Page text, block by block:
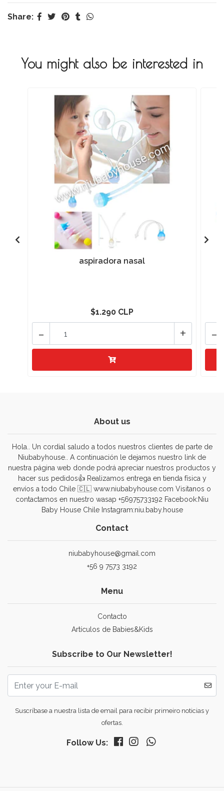
Share:
You might also be interested in
aspiradora nasal
$1.290 CLP
+
- -
About us
Hola.. Un cordial saludo a todos nuestros clientes de parte de
Niubabyhouse.. A continuación le dejamos nuestro link de
nuestra página web donde podrá apreciar nuestros productos y
hacer sus pedidos👍 Realizamos entrega en tienda física y
envíos a todo Chile 🇨🇱 www.niubabyhouse.com Visitanos o
contactamos en nuestro wasap +56975733192 Facebook:Niu
Baby House Chile Instagram:niu.baby.house
Contact
niubabyhouse@gmail.com
+56 9 7573 3192
Menu
Contacto
Artículos de Babies&Kids
Subscribe to Our Newsletter!
Suscríbase a nuestra lista de email para recibir primeiro noticias y
ofertas.
Follow Us: